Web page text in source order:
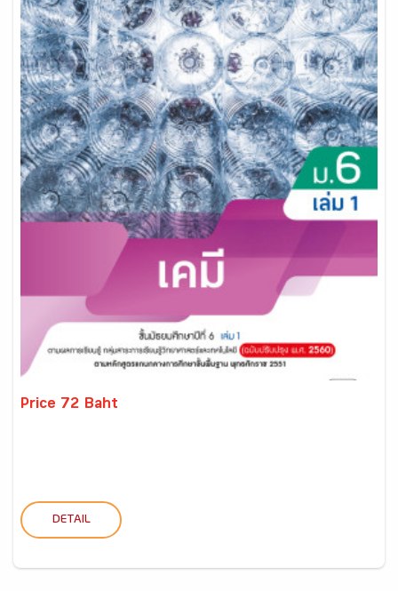
Price 72 Baht
DETAIL